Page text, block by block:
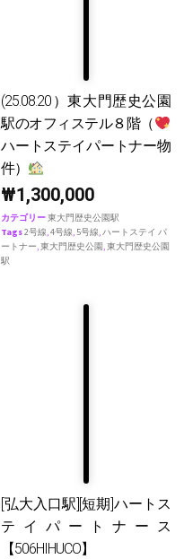
(25.08.20）東大門歴史公園
駅のオフィステル８階（
ハートステイパートナー物
件）
₩1,300,000
カテゴリー東大門歴史公園駅
Tags2号線,4号線, 5号線,ハートステイ パ
ートナー,東大門歴史公園 ,東大門歴史公園
駅
[弘大入口駅][短期]ハートス
テイパートナース
【506HIHUCO】